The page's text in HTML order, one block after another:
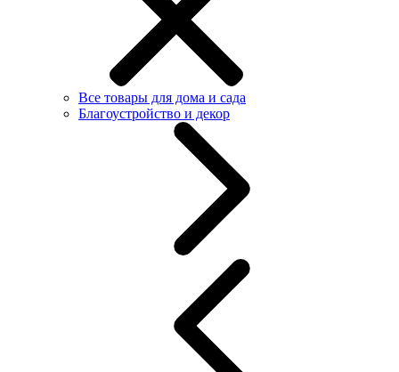
Все товары для дома и сада
Благоустройство и декор